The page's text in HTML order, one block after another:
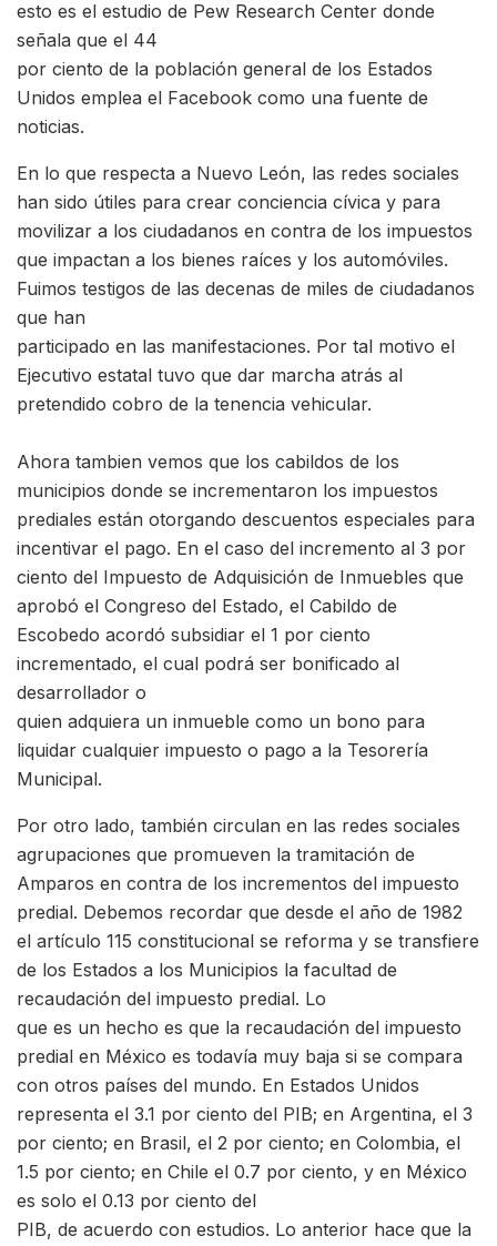
esto es el estudio de Pew Research Center donde
señala que el 44
por ciento de la población general de los Estados
Unidos emplea el Facebook como una fuente de
noticias.
En lo que respecta a Nuevo León, las redes sociales
han sido útiles para crear conciencia cívica y para
movilizar a los ciudadanos en contra de los impuestos
que impactan a los bienes raíces y los automóviles.
Fuimos testigos de las decenas de miles de ciudadanos
que han
participado en las manifestaciones. Por tal motivo el
Ejecutivo estatal tuvo que dar marcha atrás al
pretendido cobro de la tenencia vehicular.
Ahora tambien vemos que los cabildos de los
municipios donde se incrementaron los impuestos
prediales están otorgando descuentos especiales para
incentivar el pago. En el caso del incremento al 3 por
ciento del Impuesto de Adquisición de Inmuebles que
aprobó el Congreso del Estado, el Cabildo de
Escobedo acordó subsidiar el 1 por ciento
incrementado, el cual podrá ser bonificado al
desarrollador o
quien adquiera un inmueble como un bono para
liquidar cualquier impuesto o pago a la Tesorería
Municipal.
Por otro lado, también circulan en las redes sociales
agrupaciones que promueven la tramitación de
Amparos en contra de los incrementos del impuesto
predial. Debemos recordar que desde el año de 1982
el artículo 115 constitucional se reforma y se transfiere
de los Estados a los Municipios la facultad de
recaudación del impuesto predial. Lo
que es un hecho es que la recaudación del impuesto
predial en México es todavía muy baja si se compara
con otros países del mundo. En Estados Unidos
representa el 3.1 por ciento del PIB; en Argentina, el 3
por ciento; en Brasil, el 2 por ciento; en Colombia, el
1.5 por ciento; en Chile el 0.7 por ciento, y en México
es solo el 0.13 por ciento del
PIB, de acuerdo con estudios. Lo anterior hace que la